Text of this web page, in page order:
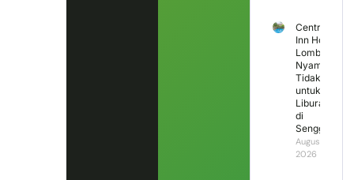
Central
Inn Hotel
Lombok,
Nyaman
Tidak
untuk
Liburan
di
Senggigi?
August 2,
2026